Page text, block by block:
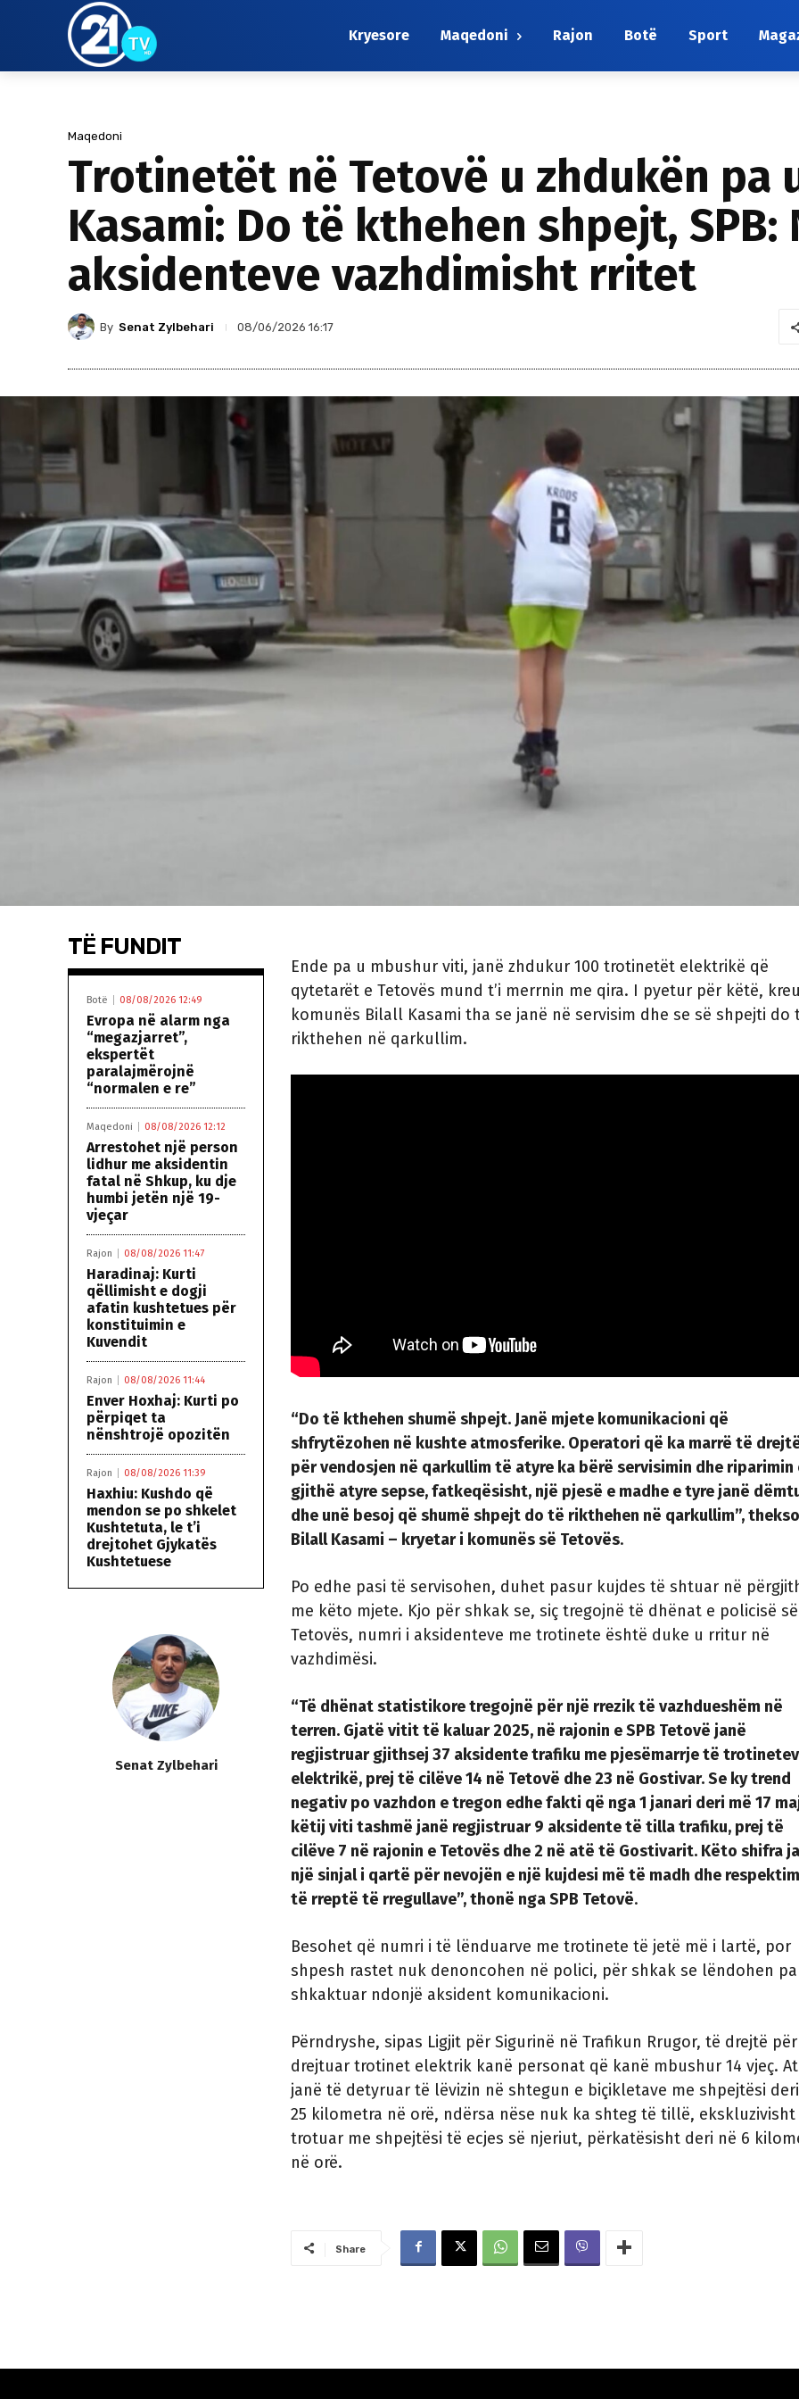
Kryesore Maqedoni Rajon Botë Sport
Maqedoni
Trotinetët në Tetovë u zhdukën pa
Kasami: Do të kthehen shpejt, SPB:
aksidenteve vazhdimisht rritet
By Senat Zylbehari 08/06/2026 16:17
TË FUNDIT
Botë 08/08/2026 12:49
Evropa në alarm nga
“megazjarret”,
ekspertët
paralajmërojnë
“normalen e re”
Maqedoni 08/08/2026 12:12
Arrestohet një person
lidhur me aksidentin
fatal në Shkup, ku dje
humbi jetën një 19-
vjeçar
Rajon 08/08/2026 11:47
Haradinaj: Kurti
qëllimisht e dogji
afatin kushtetues për
konstituimin e
Kuvendit
Rajon 08/08/2026 11:44
Enver Hoxhaj: Kurti po
përpiqet ta
nënshtrojë opozitën
Rajon 08/08/2026 11:39
Haxhiu: Kushdo që
mendon se po shkelet
Kushtetuta, le t’i
drejtohet Gjykatës
Kushtetuese
Senat Zylbehari
Ende pa u mbushur viti, janë zhdukur 100 trotinetët elektrikë që
qytetarët e Tetovës mund t’i merrnin me qira. I pyetur për këtë,
komunës Bilall Kasami tha se janë në servisim dhe se së shpejti do
rikthehen në qarkullim.
“Do të kthehen shumë shpejt. Janë mjete komunikacioni që
shfrytëzohen në kushte atmosferike. Operatori që ka marrë të
për vendosjen në qarkullim të atyre ka bërë servisimin dhe riparimin
gjithë atyre sepse, fatkeqësisht, një pjesë e madhe e tyre janë
dhe unë besoj që shumë shpejt do të rikthehen në qarkullim”,
Bilall Kasami – kryetar i komunës së Tetovës.
Po edhe pasi të servisohen, duhet pasur kujdes të shtuar në
me këto mjete. Kjo për shkak se, siç tregojnë të dhënat e policisë së
Tetovës, numri i aksidenteve me trotinete është duke u rritur në
vazhdimësi.
“Të dhënat statistikore tregojnë për një rrezik të vazhdueshëm në
terren. Gjatë vitit të kaluar 2025, në rajonin e SPB Tetovë janë
regjistruar gjithsej 37 aksidente trafiku me pjesëmarrje të
elektrikë, prej të cilëve 14 në Tetovë dhe 23 në Gostivar. Se ky trend
negativ po vazhdon e tregon edhe fakti që nga 1 janari deri më 17
këtij viti tashmë janë regjistruar 9 aksidente të tilla trafiku, prej të
cilëve 7 në rajonin e Tetovës dhe 2 në atë të Gostivarit. Këto shifra
një sinjal i qartë për nevojën e një kujdesi më të madh dhe
të rreptë të rregullave”, thonë nga SPB Tetovë.
Besohet që numri i të lënduarve me trotinete të jetë më i lartë, por
shpesh rastet nuk denoncohen në polici, për shkak se lëndohen pa
shkaktuar ndonjë aksident komunikacioni.
Përndryshe, sipas Ligjit për Sigurinë në Trafikun Rrugor, të drejtë
drejtuar trotinet elektrik kanë personat që kanë mbushur 14 vjeç.
janë të detyruar të lëvizin në shtegun e biçikletave me shpejtësi
25 kilometra në orë, ndërsa nëse nuk ka shteg të tillë, ekskluzivisht
trotuar me shpejtësi të ecjes së njeriut, përkatësisht deri në 6
në orë.
Share